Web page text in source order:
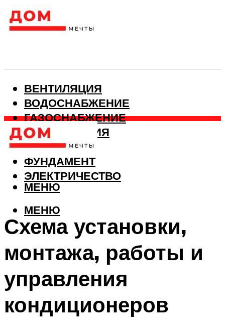
ВЕНТИЛЯЦИЯ
ВОДОСНАБЖЕНИЕ
ГАЗОСНАБЖЕНИЕ
КАНАЛИЗАЦИЯ
ОТОПЛЕНИЕ
ФУНДАМЕНТ
ЭЛЕКТРИЧЕСТВО
МЕНЮ
МЕНЮ
Схема установки,
монтажа, работы и
управления
кондиционеров